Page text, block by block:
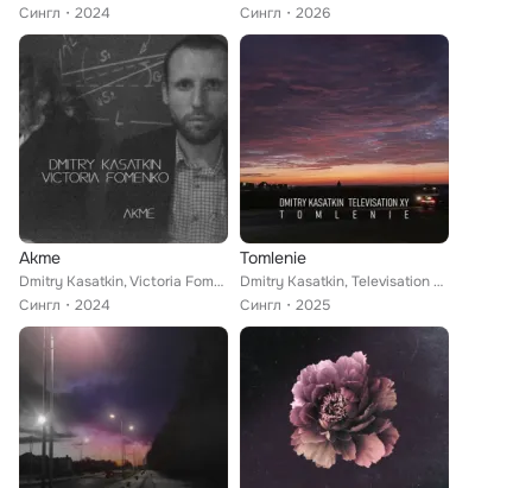
Сингл
2024
Сингл
2026
Akme
Dmitry Kasatkin, Victoria Fomenko
Сингл
2024
Tomlenie
Dmitry Kasatkin, Televisation XY
Сингл
2025